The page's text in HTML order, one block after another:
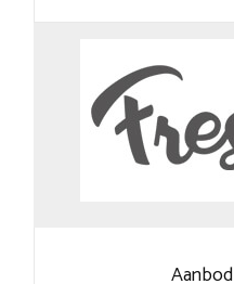
Aanbod